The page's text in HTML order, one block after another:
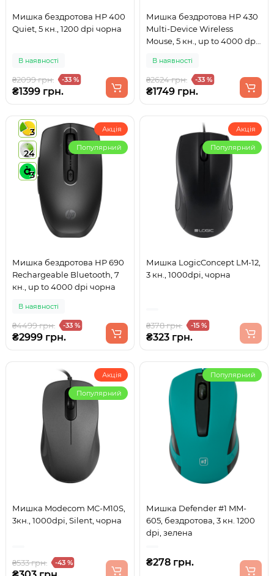
Мишка бездротова HP 400
Quiet, 5 кн., 1200 dpi чорна
В наявності
₴2099 грн. -33 %
₴1399 грн.
Мишка бездротова HP 430
Multi-Device Wireless
Mouse, 5 кн., up to 4000 dpi
В наявності
₴2624 грн. -33 %
₴1749 грн.
3
24
3
Акція
Популярний
Мишка бездротова HP 690
Rechargeable Bluetooth, 7
кн., up to 4000 dpi чорна
В наявності
₴4499 грн. -33 %
₴2999 грн.
Акція
Популярний
Мишка LogicConcept LM-12,
3 кн., 1000dpi, чорна
₴378 грн. -15 %
₴323 грн.
Акція
Популярний
Мишка Modecom MC-M10S,
3кн., 1000dpi, Silent, чорна
₴533 грн. -43 %
Популярний
Мишка Defender #1 MM-
605, бездротова, 3 кн. 1200
dpi, зелена
₴278 грн.